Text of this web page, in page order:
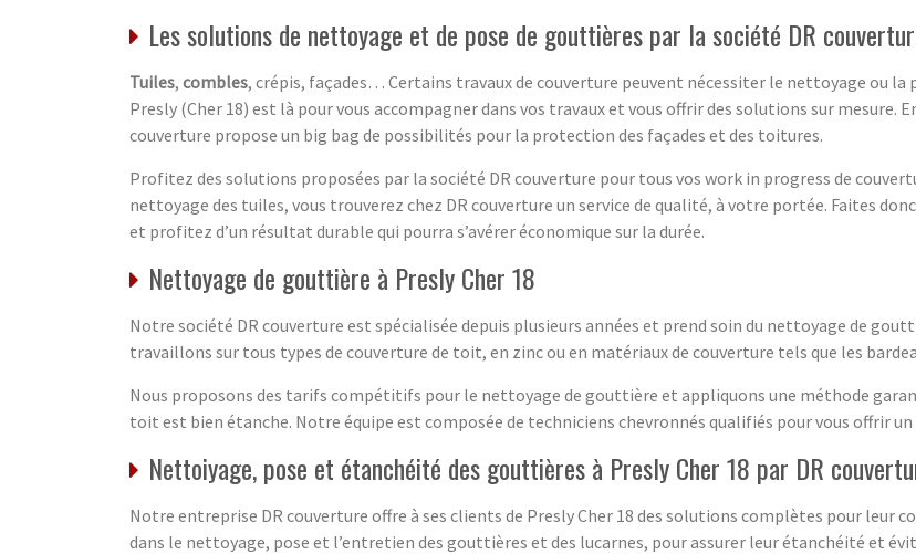
Les solutions de nettoyage et de pose de gouttières par la société DR
Tuiles, combles, crépis, façades… Certains travaux de couverture peuvent nécessiter le nettoyage ou la
Presly (Cher 18) est là pour vous accompagner dans vos travaux et vous offrir des solutions sur mesure.
couverture propose un big bag de possibilités pour la protection des façades et des toitures.
Profitez des solutions proposées par la société DR couverture pour tous vos work in progress de
nettoyage des tuiles, vous trouverez chez DR couverture un service de qualité, à votre portée. Faites
et profitez d’un résultat durable qui pourra s’avérer économique sur la durée.
Nettoyage de gouttière à Presly Cher 18
Notre société DR couverture est spécialisée depuis plusieurs années et prend soin du nettoyage de
travaillons sur tous types de couverture de toit, en zinc ou en matériaux de couverture tels que les
Nous proposons des tarifs compétitifs pour le nettoyage de gouttière et appliquons une méthode
toit est bien étanche. Notre équipe est composée de techniciens chevronnés qualifiés pour vous offrir
Nettoiyage, pose et étanchéité des gouttières à Presly Cher 18 par DR
Notre entreprise DR couverture offre à ses clients de Presly Cher 18 des solutions complètes pour leur
dans le nettoyage, pose et l’entretien des gouttières et des lucarnes, pour assurer leur étanchéité et